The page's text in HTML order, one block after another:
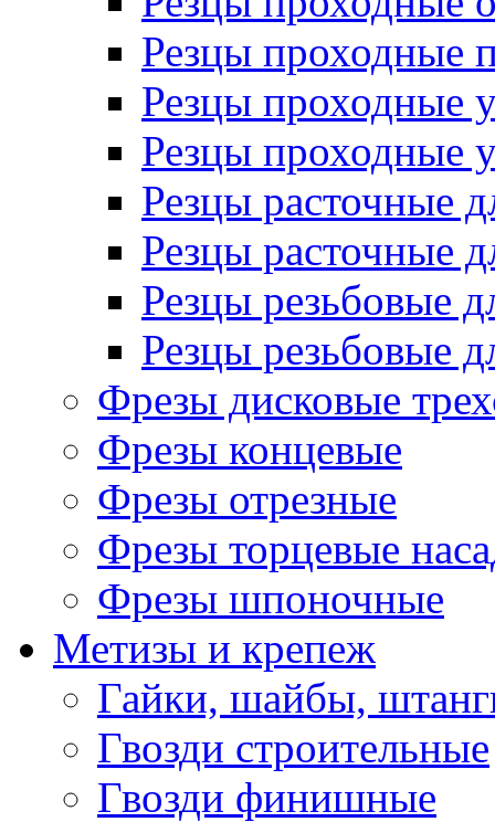
Резцы проходные
Резцы проходные
Резцы проходные
Резцы расточные
Резцы расточные
Резцы резьбовые
Резцы резьбовые
Фрезы дисковые
Фрезы концевые
Фрезы отрезные
Фрезы торцевые
Фрезы шпоночные
Метизы и крепеж
Гайки, шайбы,
Гвозди строительные
Гвозди финишные